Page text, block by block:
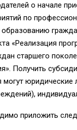
о начале
по
«Реализация
старшего
Получить
юридические
приложить